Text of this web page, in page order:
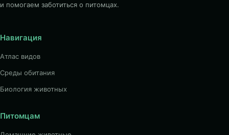
и помогаем заботиться о питомцах.
Навигация
Атлас видов
Среды обитания
Биология животных
Питомцам